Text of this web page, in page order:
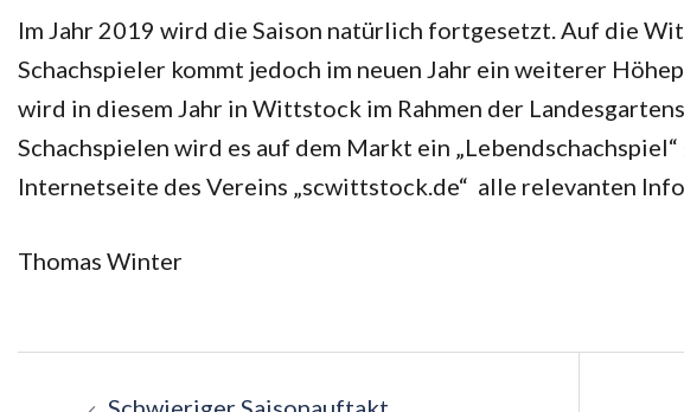
Im Jahr 2019 wird die Saison natürlich fortgesetzt. Auf die
Schachspieler kommt jedoch im neuen Jahr ein weiterer
wird in diesem Jahr in Wittstock im Rahmen der
Schachspielen wird es auf dem Markt ein
Internetseite des Vereins „scwittstock.de“ alle relevanten
Thomas Winter